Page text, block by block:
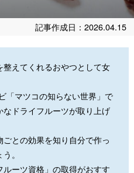
記事作成日：2026.04.15
整えてくれるおやつとして女
「マツコの知らない世界」で
ドライフルーツが取り上げ
との効果を知り自分で作っ
。
ーツ資格」の取得がおすす